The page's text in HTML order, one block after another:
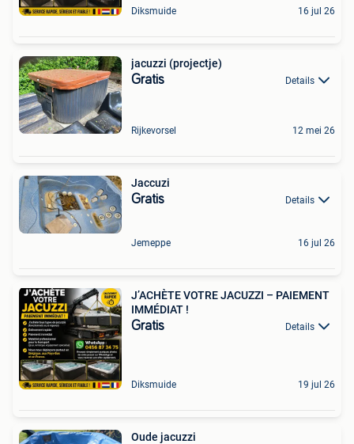
Diksmuide 16 jul 26
jacuzzi (projectje)
Gratis Details
Rijkevorsel 12 mei 26
Jaccuzi
Gratis Details
Jemeppe 16 jul 26
J’ACHÈTE VOTRE JACUZZI – PAIEMENT
IMMÉDIAT !
Gratis Details
Diksmuide 19 jul 26
Oude jacuzzi